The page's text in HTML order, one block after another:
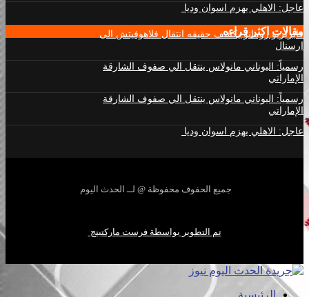
عاجل: الاهلي يهزم اسوان وديا
مقالات اكثر قراءه
فابريزيو رومانو يكشف حقيقه انتقال فلاهوفيتش الى
ارسنال
رسمياً: اليوناني مانولاس ينتقل الي صفوف الشارقة
الإماراتي
رسمياً: اليوناني مانولاس ينتقل الي صفوف الشارقة
الإماراتي
عاجل: الاهلي يهزم اسوان وديا
جميع الحفوف محفوظة @ لــ الحدث اليوم
تم التطوير بواسطة فرست ماركتينج